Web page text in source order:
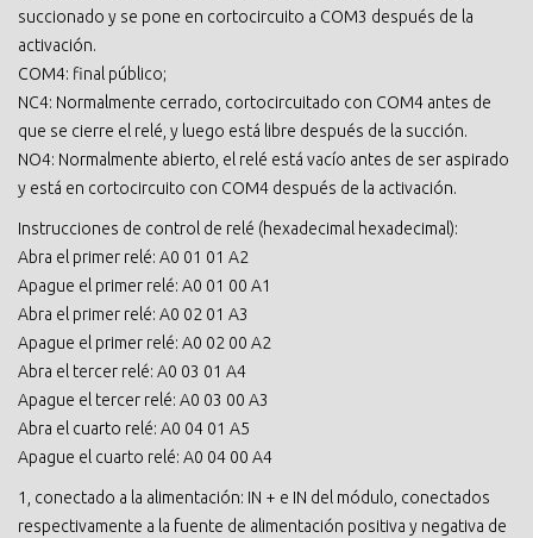
succionado y se pone en cortocircuito a COM3 después de la
activación.
COM4: final público;
NC4: Normalmente cerrado, cortocircuitado con COM4 antes de
que se cierre el relé, y luego está libre después de la succión.
NO4: Normalmente abierto, el relé está vacío antes de ser aspirado
y está en cortocircuito con COM4 después de la activación.
Instrucciones de control de relé (hexadecimal hexadecimal):
Abra el primer relé: A0 01 01 A2
Apague el primer relé: A0 01 00 A1
Abra el primer relé: A0 02 01 A3
Apague el primer relé: A0 02 00 A2
Abra el tercer relé: A0 03 01 A4
Apague el tercer relé: A0 03 00 A3
Abra el cuarto relé: A0 04 01 A5
Apague el cuarto relé: A0 04 00 A4
1, conectado a la alimentación: IN + e IN del módulo, conectados
respectivamente a la fuente de alimentación positiva y negativa de